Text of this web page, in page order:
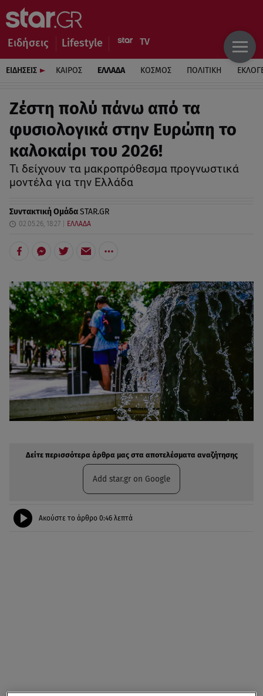
Ειδήσεις Lifestyle
ΕΙΔΗΣΕΙΣ ΚΑΙΡΟΣ ΕΛΛΑΔΑ ΚΟΣΜΟΣ ΠΟΛΙΤΙΚΗ
Ζέστη πολύ πάνω από τα
φυσιολογικά στην Ευρώπη το
καλοκαίρι του 2026!
Τι δείχνουν τα μακροπρόθεσμα προγνωστικά
μοντέλα για την Ελλάδα
Συντακτική ΟμάδαSTAR.GR
02.05.26, 18:27 ΕΛΛΑΔΑ
Δείτε περισσότερα άρθρα μας στα αποτελέσματα αναζήτησης
Add star.gr on Google
Ακούστε το άρθρο 0:46 λεπτά